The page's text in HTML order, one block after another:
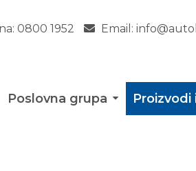
0800 1952 Email:
Poslovna grupa Proizvodi